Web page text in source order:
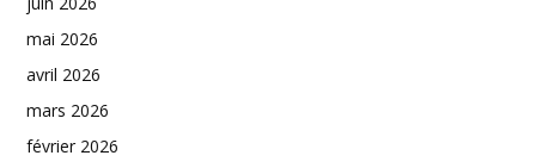
mai 2026
avril 2026
mars 2026
février 2026